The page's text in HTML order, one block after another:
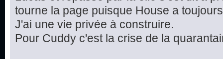
tourne la page puisque House a
J'ai une vie privée à construire.
Pour Cuddy c'est la crise de la